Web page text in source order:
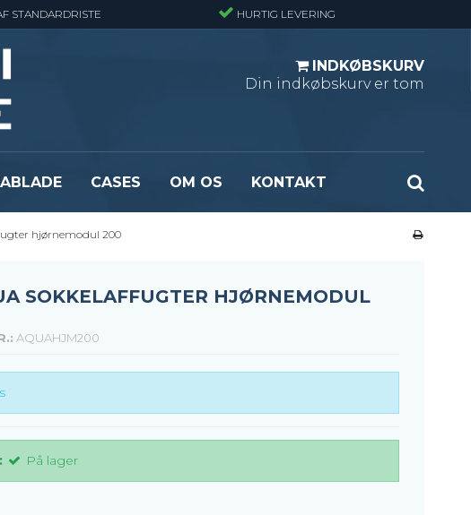
STANDARDRISTE HURTIG LEVERING
INDKØBSKURV
Din indkøbskurv er tom
- Standard
- Stormasket
Lejdertrin
CASES OM OS KONTAKT
hjørnemodul 200
SOKKELAFFUGTER HJØRNEMODUL
AQUAHJM200
På lager